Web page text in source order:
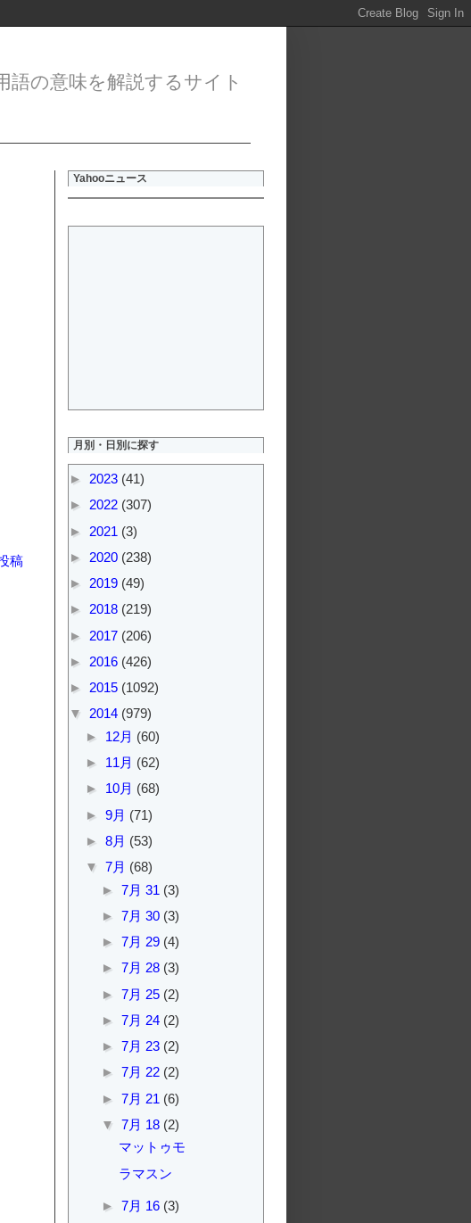
語の意味を解説するサイト
稿
Yahooニュース
月別・日別に探す
► 2023 (41)
► 2022 (307)
► 2021 (3)
► 2020 (238)
► 2019 (49)
► 2018 (219)
► 2017 (206)
► 2016 (426)
► 2015 (1092)
▼ 2014 (979)
► 12月 (60)
► 11月 (62)
► 10月 (68)
► 9月 (71)
► 8月 (53)
▼ 7月 (68)
► 7月 31 (3)
► 7月 30 (3)
► 7月 29 (4)
► 7月 28 (3)
► 7月 25 (2)
► 7月 24 (2)
► 7月 23 (2)
► 7月 22 (2)
► 7月 21 (6)
▼ 7月 18 (2)
マットゥモ
ラマスン
► 7月 16 (3)